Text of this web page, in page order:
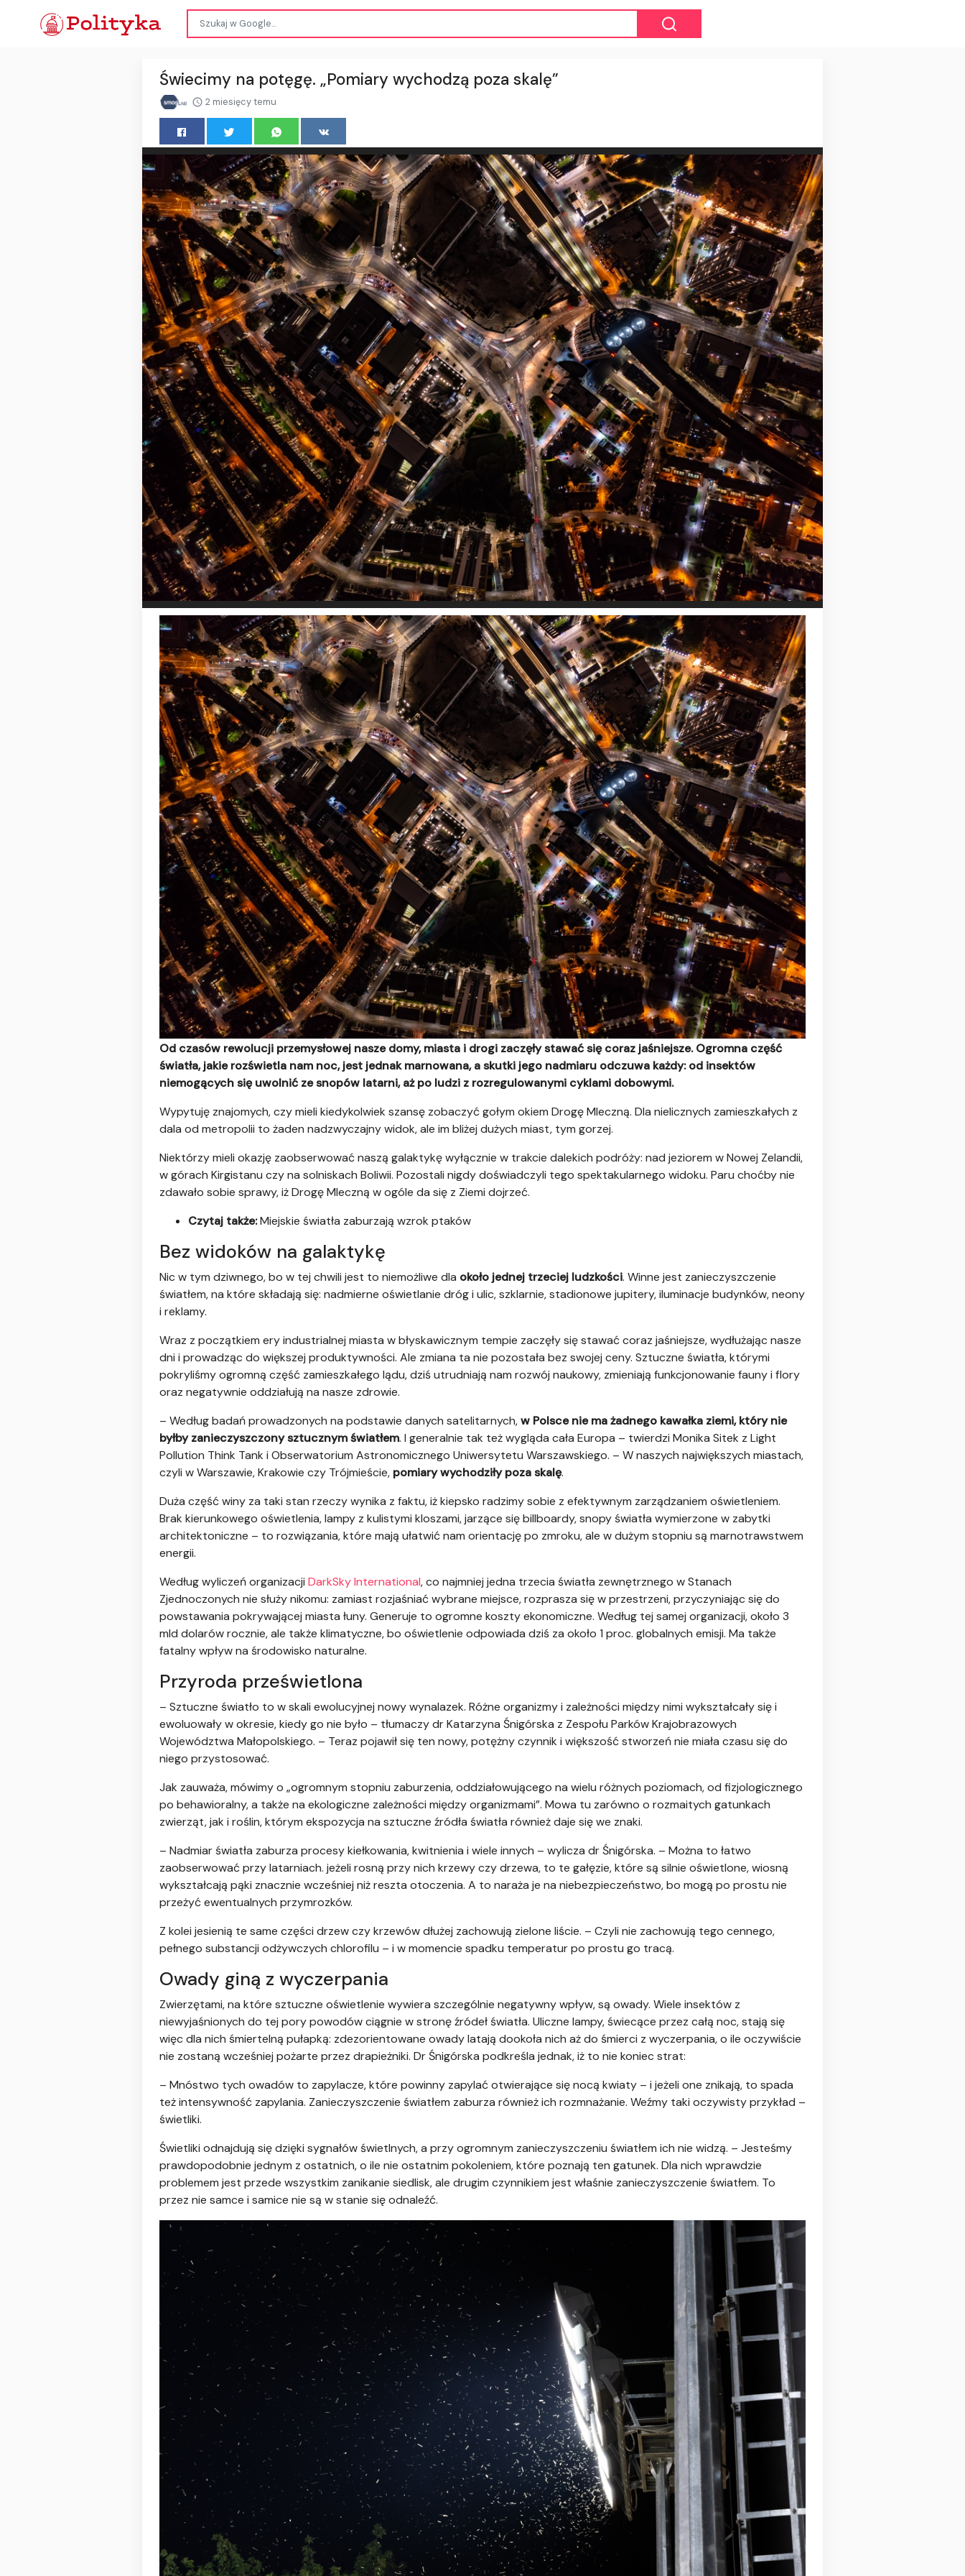
Świecimy na potęgę. „Pomiary wychodzą poza skalę”
2 miesięcy temu
Od czasów rewolucji przemysłowej nasze domy, miasta i drogi zaczęły stawać się coraz jaśniejsze. Ogromna część
światła, jakie rozświetla nam noc, jest jednak marnowana, a skutki jego nadmiaru odczuwa każdy: od insektów
niemogących się uwolnić ze snopów latarni, aż po ludzi z rozregulowanymi cyklami dobowymi.
Wypytuję znajomych, czy mieli kiedykolwiek szansę zobaczyć gołym okiem Drogę Mleczną. Dla nielicznych zamieszkałych z
dala od metropolii to żaden nadzwyczajny widok, ale im bliżej dużych miast, tym gorzej.
Niektórzy mieli okazję zaobserwować naszą galaktykę wyłącznie w trakcie dalekich podróży: nad jeziorem w Nowej Zelandii,
w górach Kirgistanu czy na solniskach Boliwii. Pozostali nigdy doświadczyli tego spektakularnego widoku. Paru choćby nie
zdawało sobie sprawy, iż Drogę Mleczną w ogóle da się z Ziemi dojrzeć.
Czytaj także:Miejskie światła zaburzają wzrok ptaków
Bez widoków na galaktykę
Nic w tym dziwnego, bo w tej chwili jest to niemożliwe dla około jednej trzeciej ludzkości. Winne jest zanieczyszczenie
światłem, na które składają się: nadmierne oświetlanie dróg i ulic, szklarnie, stadionowe jupitery, iluminacje budynków, neony
i reklamy.
Wraz z początkiem ery industrialnej miasta w błyskawicznym tempie zaczęły się stawać coraz jaśniejsze, wydłużając nasze
dni i prowadząc do większej produktywności. Ale zmiana ta nie pozostała bez swojej ceny. Sztuczne światła, którymi
pokryliśmy ogromną część zamieszkałego lądu, dziś utrudniają nam rozwój naukowy, zmieniają funkcjonowanie fauny i flory
oraz negatywnie oddziałują na nasze zdrowie.
– Według badań prowadzonych na podstawie danych satelitarnych,w Polsce nie ma żadnego kawałka ziemi, który nie
byłby zanieczyszczony sztucznym światłem. I generalnie tak też wygląda cała Europa – twierdzi Monika Sitek z Light
Pollution Think Tank i Obserwatorium Astronomicznego Uniwersytetu Warszawskiego. – W naszych największych miastach,
czyli w Warszawie, Krakowie czy Trójmieście, pomiary wychodziły poza skalę.
Duża część winy za taki stan rzeczy wynika z faktu, iż kiepsko radzimy sobie z efektywnym zarządzaniem oświetleniem.
Brak kierunkowego oświetlenia, lampy z kulistymi kloszami, jarzące się billboardy, snopy światła wymierzone w zabytki
architektoniczne – to rozwiązania, które mają ułatwić nam orientację po zmroku, ale w dużym stopniu są marnotrawstwem
energii.
Według wyliczeń organizacji DarkSky International, co najmniej jedna trzecia światła zewnętrznego w Stanach
Zjednoczonych nie służy nikomu: zamiast rozjaśniać wybrane miejsce, rozprasza się w przestrzeni, przyczyniając się do
powstawania pokrywającej miasta łuny. Generuje to ogromne koszty ekonomiczne. Według tej samej organizacji, około 3
mld dolarów rocznie, ale także klimatyczne, bo oświetlenie odpowiada dziś za około 1 proc. globalnych emisji. Ma także
fatalny wpływ na środowisko naturalne.
Przyroda prześwietlona
– Sztuczne światło to w skali ewolucyjnej nowy wynalazek. Różne organizmy i zależności między nimi wykształcały się i
ewoluowały w okresie, kiedy go nie było – tłumaczy dr Katarzyna Śnigórska z Zespołu Parków Krajobrazowych
Województwa Małopolskiego. – Teraz pojawił się ten nowy, potężny czynnik i większość stworzeń nie miała czasu się do
niego przystosować.
Jak zauważa, mówimy o „ogromnym stopniu zaburzenia, oddziałowującego na wielu różnych poziomach, od fizjologicznego
po behawioralny, a także na ekologiczne zależności między organizmami”. Mowa tu zarówno o rozmaitych gatunkach
zwierząt, jak i roślin, którym ekspozycja na sztuczne źródła światła również daje się we znaki.
– Nadmiar światła zaburza procesy kiełkowania, kwitnienia i wiele innych – wylicza dr Śnigórska. – Można to łatwo
zaobserwować przy latarniach. jeżeli rosną przy nich krzewy czy drzewa, to te gałęzie, które są silnie oświetlone, wiosną
wykształcają pąki znacznie wcześniej niż reszta otoczenia. A to naraża je na niebezpieczeństwo, bo mogą po prostu nie
przeżyć ewentualnych przymrozków.
Z kolei jesienią te same części drzew czy krzewów dłużej zachowują zielone liście. – Czyli nie zachowują tego cennego,
pełnego substancji odżywczych chlorofilu – i w momencie spadku temperatur po prostu go tracą.
Owady giną z wyczerpania
Zwierzętami, na które sztuczne oświetlenie wywiera szczególnie negatywny wpływ, są owady. Wiele insektów z
niewyjaśnionych do tej pory powodów ciągnie w stronę źródeł światła. Uliczne lampy, świecące przez całą noc, stają się
więc dla nich śmiertelną pułapką: zdezorientowane owady latają dookoła nich aż do śmierci z wyczerpania, o ile oczywiście
nie zostaną wcześniej pożarte przez drapieżniki. Dr Śnigórska podkreśla jednak, iż to nie koniec strat:
– Mnóstwo tych owadów to zapylacze, które powinny zapylać otwierające się nocą kwiaty – i jeżeli one znikają, to spada
też intensywność zapylania. Zanieczyszczenie światłem zaburza również ich rozmnażanie. Weźmy taki oczywisty przykład –
świetliki.
Świetliki odnajdują się dzięki sygnałów świetlnych, a przy ogromnym zanieczyszczeniu światłem ich nie widzą. – Jesteśmy
prawdopodobnie jednym z ostatnich, o ile nie ostatnim pokoleniem, które poznają ten gatunek. Dla nich wprawdzie
problemem jest przede wszystkim zanikanie siedlisk, ale drugim czynnikiem jest właśnie zanieczyszczenie światłem. To
przez nie samce i samice nie są w stanie się odnaleźć.